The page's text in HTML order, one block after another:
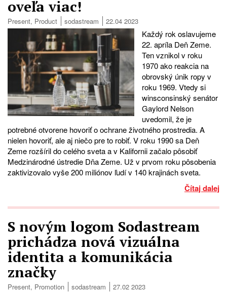
oveľa viac!
Present, Product sodastream 22.04 2023
Každý rok oslavujeme
22. apríla Deň Zeme.
Ten vznikol v roku
1970 ako reakcia na
obrovský únik ropy v
roku 1969. Vtedy si
winsconsinský senátor
Gaylord Nelson
uvedomil, že je
potrebné otvorene hovoriť o ochrane životného prostredia. A
nielen hovoriť, ale aj niečo pre to robiť. V roku 1990 sa Deň
Zeme rozšíril do celého sveta a v Kalifornii začalo pôsobiť
Medzinárodné ústredie Dňa Zeme. Už v prvom roku pôsobenia
zaktivizovalo vyše 200 miliónov ľudí v 140 krajinách sveta.
Čítaj dalej
S novým logom Sodastream
prichádza nová vizuálna
identita a komunikácia
značky
Present, Promotion sodastream 27.02 2023